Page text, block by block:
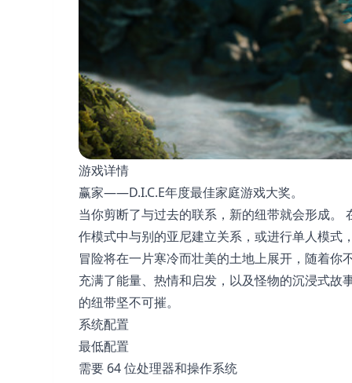
游戏详情
赢家——D.I.C.E年度最佳家庭游戏大奖。
当你剪断了与过去的联系，新的纽带就会形成
作模式中与别的亚尼建立关系，或进行单人模式
冒险将在一片寒冷而壮美的土地上展开，随着
充满了能量、热情和启发，以及怪物的沉浸式
的纽带坚不可摧。
系统配置
最低配置
需要 64 位处理器和操作系统